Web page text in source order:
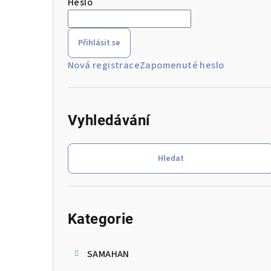
Přihlásit se
Nová registraceZapomenuté heslo
Vyhledávání
Hledat
Kategorie
SAMAHAN